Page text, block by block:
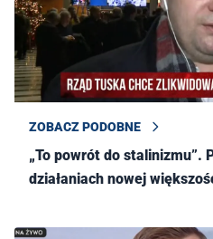
ZOBACZ PODOBNE
„To powrót do stalinizmu”.
działaniach nowej